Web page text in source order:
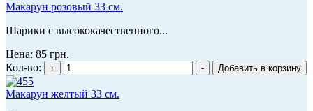
Макарун розовый 33 см.
Шарики с высококачественного...
Цена: 85 грн.
Кол-во:
Макарун желтый 33 см.